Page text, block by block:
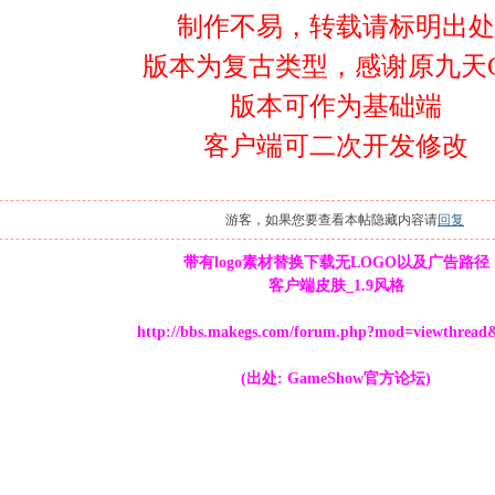
制作不易，转载请标明出处
版本为复古类型，感谢原九天
版本可作为基础端
客户端可二次开发修改
游客，如果您要查看本帖隐藏内容请回复
带有logo素材替换下载无LOGO以及广告路径
客户端皮肤_1.9风格
http://bbs.makegs.com/
(出处: GameShow官方论坛)